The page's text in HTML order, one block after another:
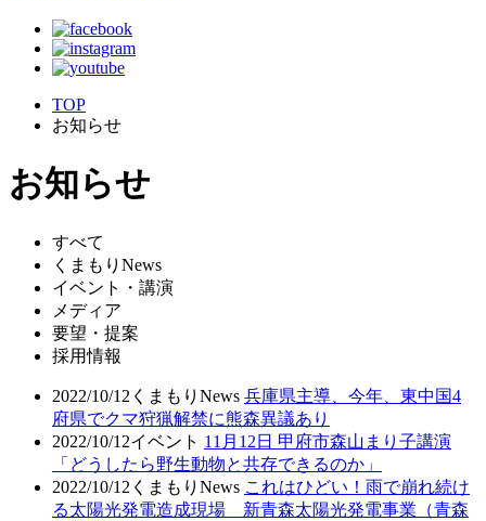
TOP
お知らせ
お知らせ
すべて
くまもりNews
イベント・講演
メディア
要望・提案
採用情報
2022/10/12 くまもりNews 兵庫県主導、今年、東中国4
府県でクマ狩猟解禁に熊森異議あり
2022/10/12イベント 11月12日 甲府市森山まり子講演
「どうしたら野生動物と共存できるのか」
2022/10/12 くまもりNews これはひどい！雨で崩れ続け
る太陽光発電造成現場 新青森太陽光発電事業（青森